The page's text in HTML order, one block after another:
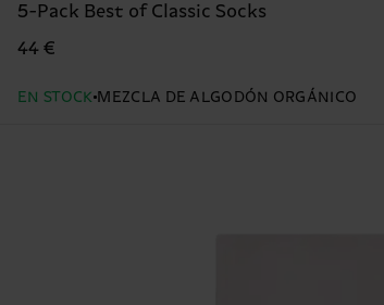
5-Pack Best of Classic Socks
44 €
EN STOCK MEZCLA DE ALGODÓN ORGÁNICO